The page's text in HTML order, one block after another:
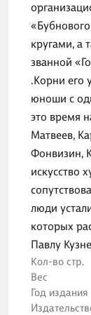
кругами, а
званной
.Корни его
юноши с
это время
Матвеев,
Фонвизин,
искусство
люди
которых
Павлу
Кол-во стр.
Вес
Год издания